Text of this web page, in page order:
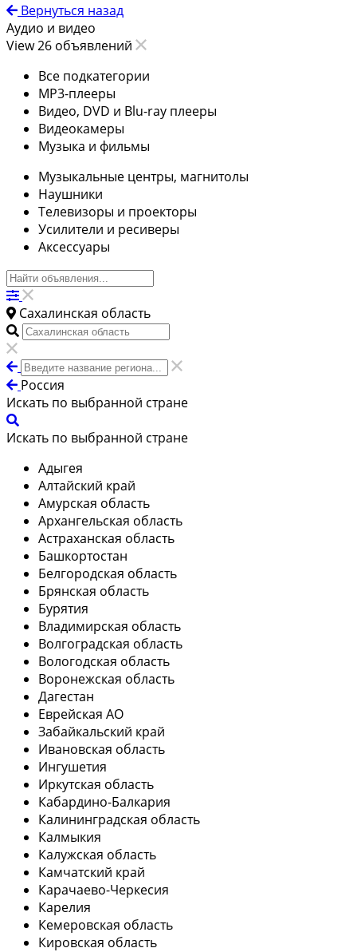
Вернуться назад
Аудио и видео
View 26 объявлений
Все подкатегории
MP3-плееры
Видео, DVD и Blu-ray плееры
Видеокамеры
Музыка и фильмы
Музыкальные центры, магнитолы
Наушники
Телевизоры и проекторы
Усилители и ресиверы
Аксессуары
Сахалинская область
Россия
Искать по выбранной стране
Искать по выбранной стране
Адыгея
Алтайский край
Амурская область
Архангельская область
Астраханская область
Башкортостан
Белгородская область
Брянская область
Бурятия
Владимирская область
Волгоградская область
Вологодская область
Воронежская область
Дагестан
Еврейская АО
Забайкальский край
Ивановская область
Ингушетия
Иркутская область
Кабардино-Балкария
Калининградская область
Калмыкия
Калужская область
Камчатский край
Карачаево-Черкесия
Карелия
Кемеровская область
Кировская область